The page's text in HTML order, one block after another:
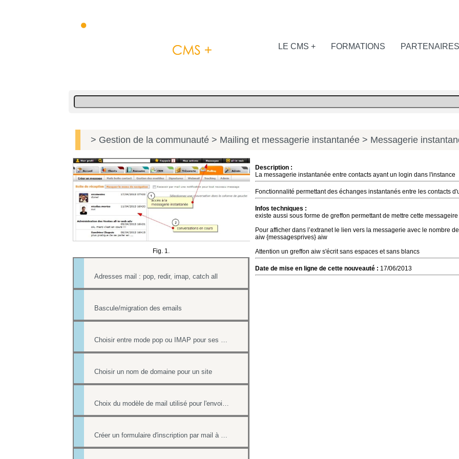
LE CMS + FORMATIONS PARTENAIRES
> Gestion de la communauté > Mailing et messagerie instantanée > Messagerie
Fig. 1.
Adresses mail : pop, redir, imap, catch all
Bascule/migration des emails
Choisir un nom de domaine pour un site
Description :
La messagerie instantanée entre contacts ayant un login dans l'instance
Fonctionnalité permettant des échanges instantanés entre les contacts
Infos techniques :
existe aussi sous forme de greffon permettant de mettre cette
Pour afficher dans l’extranet le lien vers la messagerie avec le nombre
aiw {messagesprives} aiw
Attention un greffon aiw s'écrit sans espaces et sans blancs
Date de mise en ligne de cette nouveauté : 17/06/2013